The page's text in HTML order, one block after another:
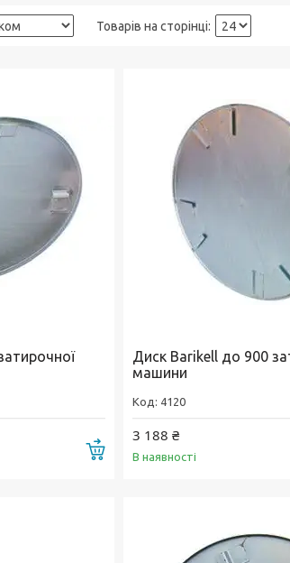
Купити
Диск Barikell до 900
машини
4120
3 188 ₴
В наявності